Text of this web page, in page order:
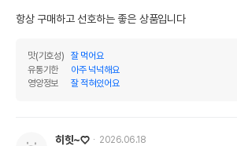
항상 구매하고 선호하는 좋은 상품입니다
맛(기호성)
잘 먹어요
유통기한
아주 넉넉해요
영양정보
잘 적혀있어요
히힛~♡
2026.06.18